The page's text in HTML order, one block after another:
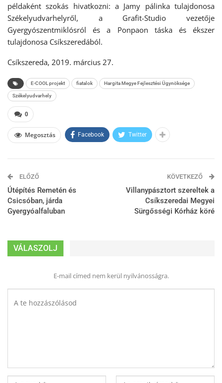
példaként szokás hivatkozni: a Jamy pálinka tulajdonosa
Székelyudvarhelyről, a Grafit-Studio vezetője
Gyergyószentmiklósról és a Ponpaon táska és ékszer
tulajdonosa Csíkszeredából.
Csíkszereda, 2019. március 27.
E-COOL projekt fiatalok Hargita Megye Fejlesztési Ügynöksége
Székelyudvarhely
0
Megosztás Facebook Twitter
ELŐZŐ
Útépítés Remetén és
Csicsóban, járda
Gyergyóalfaluban
KÖVETKEZŐ
Villanypásztort szereltek a
Csíkszeredai Megyei
Sürgősségi Kórház köré
VÁLASZOLJ
E-mail címed nem kerül nyilvánosságra.